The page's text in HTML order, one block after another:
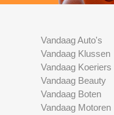
Vandaag Auto's
Vandaag Klussen
Vandaag Koeriers
Vandaag Beauty
Vandaag Boten
Vandaag Motoren